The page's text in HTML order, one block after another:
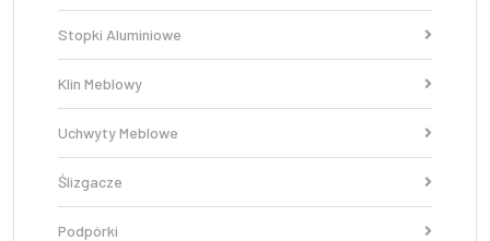
Stopki Aluminiowe
Klin Meblowy
Uchwyty Meblowe
Ślizgacze
Podpórki